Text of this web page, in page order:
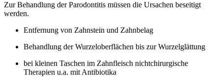
Zur Behandlung der Parodontitis müssen die Ursachen beseitigt
werden.
Entfernung von Zahnstein und Zahnbelag
Behandlung der Wurzeloberflächen bis zur Wurzelglättung
bei kleinen Taschen im Zahnfleisch nichtchirurgische
Therapien u.a. mit Antibiotika